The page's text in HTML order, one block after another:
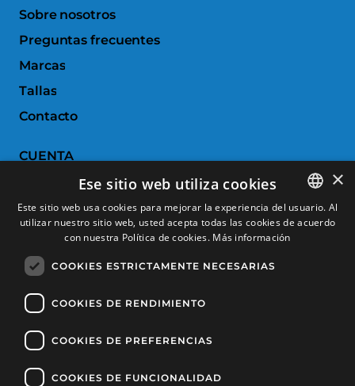
Sobre nosotros
Preguntas frecuentes
Marcas
Tallas
Contacto
CUENTA
Historial de pedidos
Devoluciones
Productos favoritos
Comparar productos
SERVICIO AL CLIENTE
Condiciones de Compra
Cambios y devoluciones
SPANISH
×
Ese sitio web utiliza cookies
Este sitio web usa cookies para mejorar la experiencia del usuario. Al
utilizar nuestro sitio web, usted acepta todas las cookies de acuerdo
con nuestra Política de cookies. Más información
COOKIES ESTRICTAMENTE NECESARIAS
COOKIES DE RENDIMIENTO
COOKIES DE PREFERENCIAS
COOKIES DE FUNCIONALIDAD